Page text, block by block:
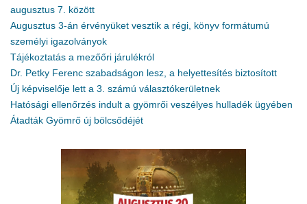
augusztus 7. között
Augusztus 3-án érvényüket vesztik a régi, könyv formátumú
személyi igazolványok
Tájékoztatás a mezőőri járulékról
Dr. Petky Ferenc szabadságon lesz, a helyettesítés biztosított
Új képviselője lett a 3. számú választókerületnek
Hatósági ellenőrzés indult a gyömrői veszélyes hulladék ügyében
Átadták Gyömrő új bölcsődéjét